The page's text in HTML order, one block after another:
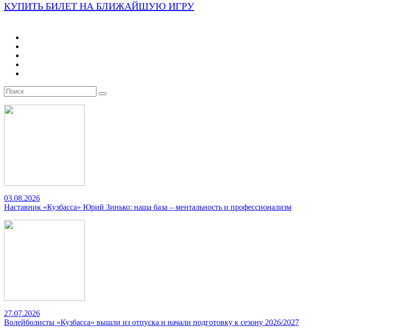
КУПИТЬ БИЛЕТ НА БЛИЖАЙШУЮ ИГРУ
03.08.2026
Наставник «Кузбасса» Юрий Зинько: наша база – ментальность и профессионализм
27.07.2026
Волейболисты «Кузбасса» вышли из отпуска и начали подготовку к сезону 2026/2027